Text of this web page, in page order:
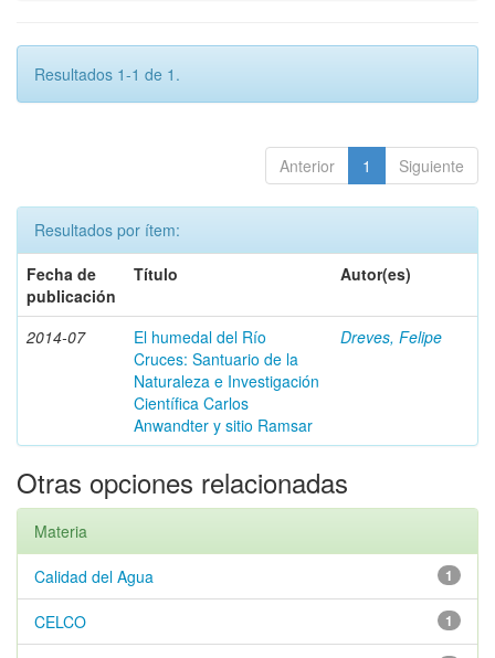
Resultados 1-1 de 1.
Anterior 1 Siguiente
Resultados por ítem:
Fecha de
publicación
Título Autor(es)
2014-07
El humedal del Río
Cruces: Santuario de la
Naturaleza e Investigación
Científica Carlos
Anwandter y sitio Ramsar
Dreves, Felipe
Otras opciones relacionadas
Materia
1
Calidad del Agua
1
CELCO